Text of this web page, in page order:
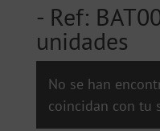
- Ref:
unidades
No se han
coincidan con tu